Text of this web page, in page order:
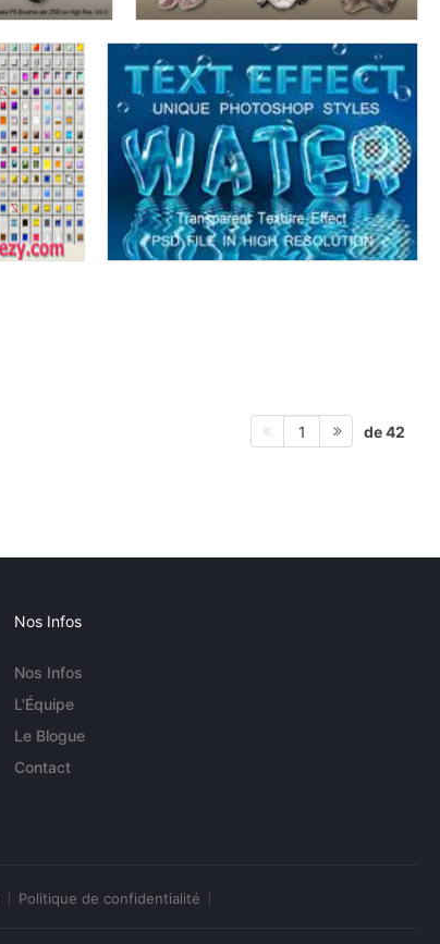
1 de 42
Nos Infos
Nos Infos
L'Équipe
Le Blogue
Contact
Politique de confidentialité